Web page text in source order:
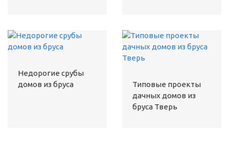
Недорогие срубы
домов из бруса
Типовые проекты
дачных домов из
бруса Тверь